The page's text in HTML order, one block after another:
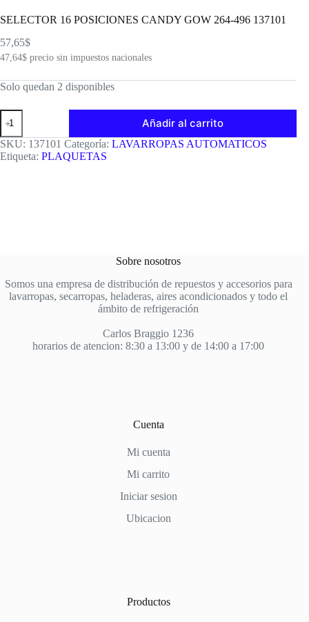
SELECTOR 16 POSICIONES CANDY GOW 264-496 137101
57,65$
47,64$ precio sin impuestos nacionales
Solo quedan 2 disponibles
SELECTOR
16
POSICIONES
CANDY
GOW
Añadir al carrito
SKU: 137101 Categoría: LAVARROPAS AUTOMATICOS
Etiqueta: PLAQUETAS
Sobre nosotros
Somos una empresa de distribución de repuestos y accesorios para
lavarropas, secarropas, heladeras, aires acondicionados y todo el
ámbito de refrigeración
Carlos Braggio 1236
horarios de atencion: 8:30 a 13:00 y de 14:00 a 17:00
Cuenta
Mi cuenta
Mi carrito
Iniciar sesion
Ubicacion
Productos